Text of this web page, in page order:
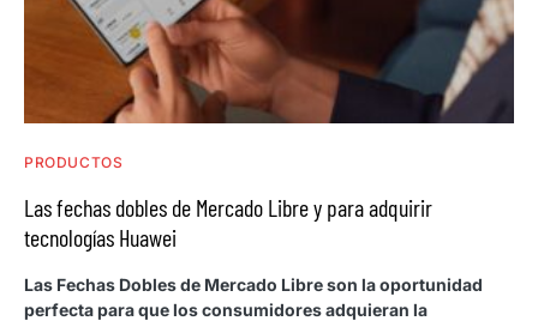
PRODUCTOS
Las fechas dobles de Mercado Libre y para adquirir
tecnologías Huawei
Las Fechas Dobles de Mercado Libre son la oportunidad
perfecta para que los consumidores adquieran la